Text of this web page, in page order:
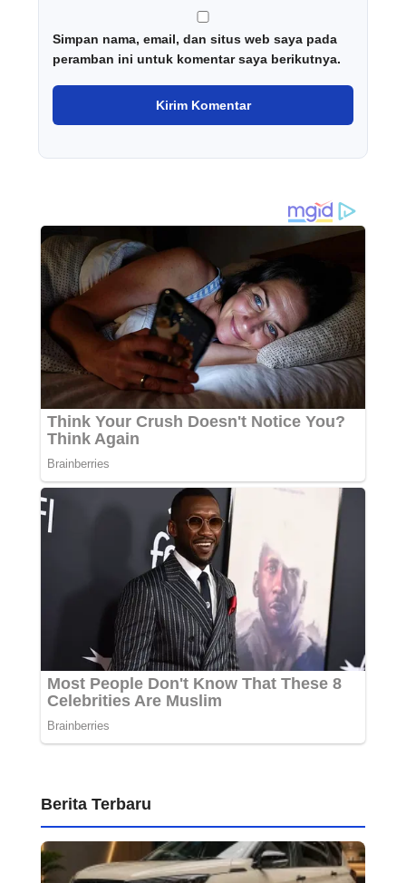
Simpan nama, email, dan situs web saya pada
peramban ini untuk komentar saya berikutnya.
Berita Terbaru